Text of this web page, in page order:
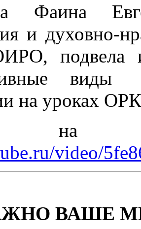
Фаина
и духовно-
подвела
на уроках
на
video/
ВАШЕ